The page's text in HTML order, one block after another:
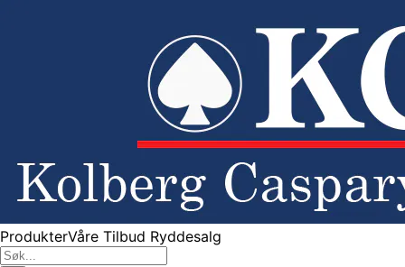
ProdukterVåre Tilbud Ryddesalg